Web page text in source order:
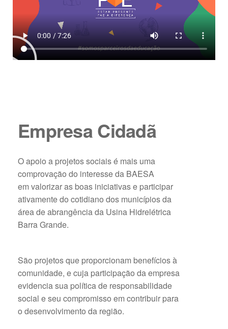
Empresa Cidadã
O apoio a projetos sociais é mais uma
comprovação do interesse da BAESA
em valorizar as boas iniciativas e participar
ativamente do cotidiano dos municípios da
área de abrangência da Usina Hidrelétrica
Barra Grande.
São projetos que proporcionam benefícios à
comunidade, e cuja participação da empresa
evidencia sua política de responsabilidade
social e seu compromisso em contribuir para
o desenvolvimento da região.